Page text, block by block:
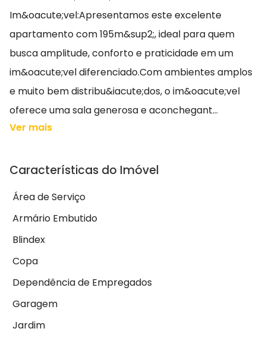
Im&oacute;vel:Apresentamos este excelente
apartamento com 195m&sup2;, ideal para quem
busca amplitude, conforto e praticidade em um
im&oacute;vel diferenciado.Com ambientes amplos
e muito bem distribu&iacute;dos, o im&oacute;vel
oferece uma sala generosa e aconchegant...
Ver mais
Características do Imóvel
Área de Serviço
Armário Embutido
Blindex
Copa
Dependência de Empregados
Garagem
Jardim